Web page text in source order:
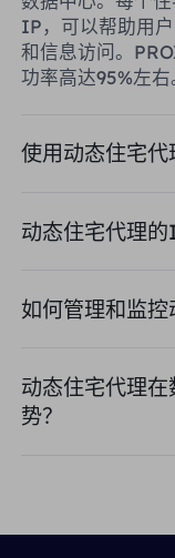
IP，可以帮助用
和信息访问。
功率高达95%左右
使用动态住宅代
动态住宅代理的
如何管理和监
动态住宅代理
势？